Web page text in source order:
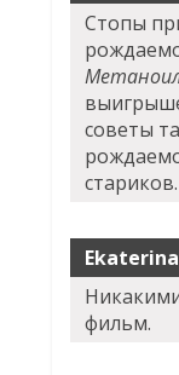
Стопы
советы
стариков.
Ekaterina
фильм.